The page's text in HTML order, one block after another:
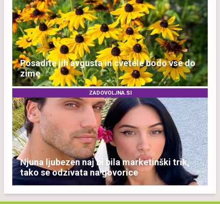
Posadite jih avgusta in cvetele bodo vse do
zime
ZADOVOLJNA.SI
Njuna ljubezen naj bi bila marketinški trik,
tako se odzivata na govorice